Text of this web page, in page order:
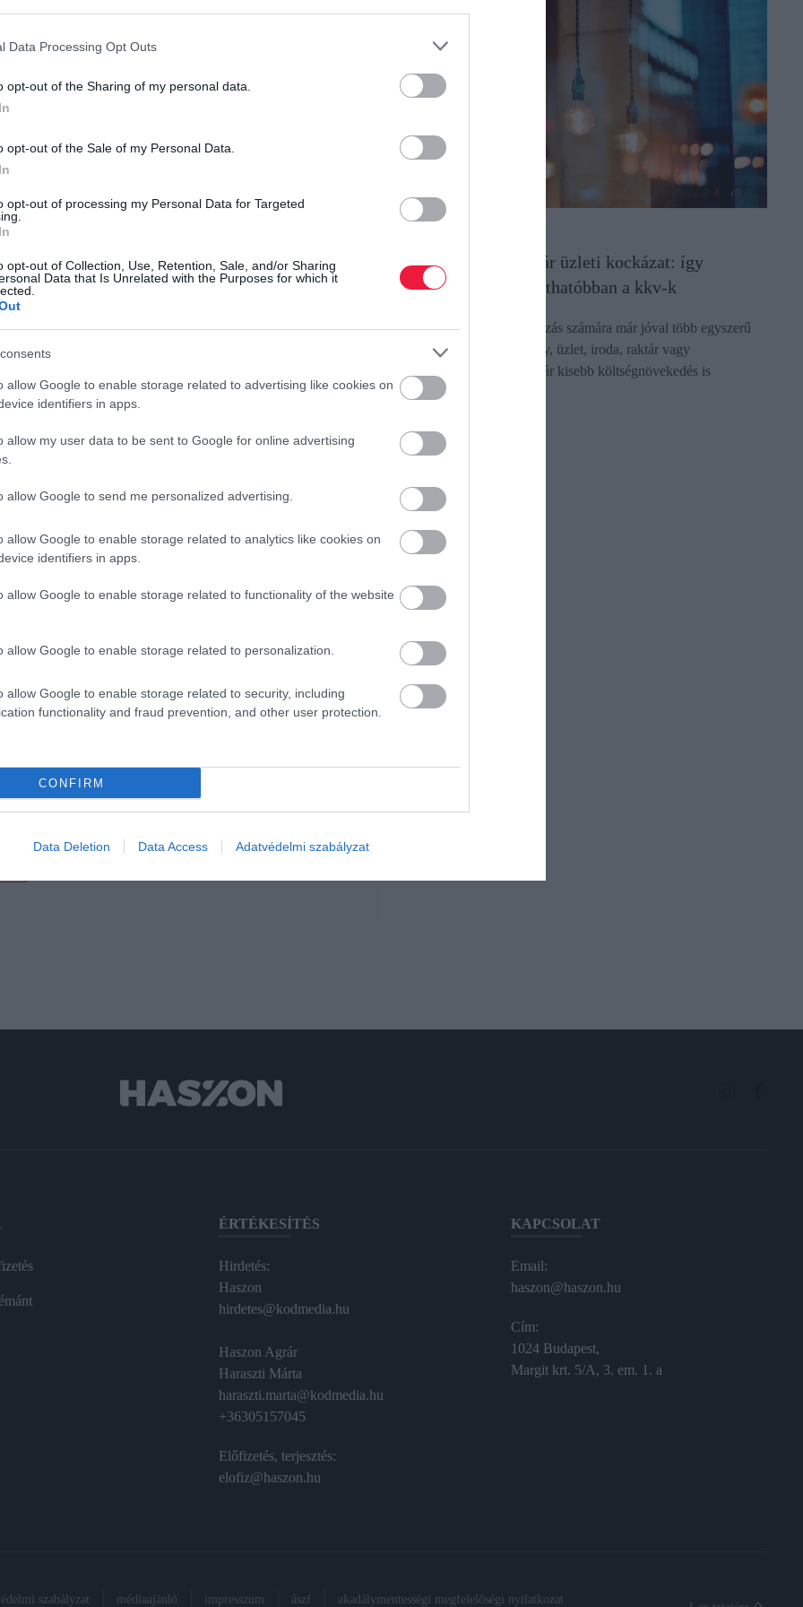
Data Processing Opt Outs
opt-out of the Sharing of my personal data.
opt-out of the Sale of my Personal Data.
opt-out of processing my Personal Data for Targeted
opt-out of Collection, Use, Retention, Sale, and/or Sharing
Data that Is Unrelated with the Purposes for which it
allow Google to enable storage related to advertising like cookies on
identifiers in apps.
allow my user data to be sent to Google for online advertising
allow Google to send me personalized advertising.
allow Google to enable storage related to analytics like cookies on
identifiers in apps.
allow Google to enable storage related to functionality of the website
allow Google to enable storage related to personalization.
allow Google to enable storage related to security, including
functionality and fraud prevention, and other user protection.
CONFIRM
Data Deletion Data Access Adatvédelmi szabályzat
forrásként a Google Keresőben!
eljárást az online webáruházat üzemeltető Allegro
október 1. és 2025. február 28. között nem nyújtott
népszerűsített árgarancia rendszerének feltételeiről.
hogy a piacon elérhető árukat nála tudják a
pedig a vásárló kedvezőbb árat talál annál, a
rendszerében a fogyasztók a különbözet 150%-nak
információt is elhallgatott (vagy időszerűtlenül
az árgaranciát.
után volt érvényesíthető, amelyeket regisztrált és
utánvétes vásárlás esetén.
a fogyasztókat, hogy ne vesződjenek az online
is kuponnal lesznek „kompenzálva”. A jelentős
a fogyasztókat és olyan döntések meghozatalára
biztos, hogy meghoztak volna.
a GVH-val, nem vitatta a tényeket, lemondott a
és fenntartását vállalta. A GVH Versenytanácsa
valamint a vállalt megfelelési program legalább három
ellenőrizni fog.
a GVH
pénz
is juthat belőle
Az energiaköltség már üzleti kockázat: így
tervezhetnek kiszámíthatóbban a kkv-k
Az energia ára sok vállalkozás számára már jóval több egyszerű
rezsiköltségnél. Egy műhely, üzlet, iroda, raktár vagy
vendéglátóhely esetében már kisebb költségnövekedés is
érezhetően ronthatja a…
ÉRTÉKESÍTÉS
Hirdetés:
Haszon
hirdetes@kodmedia.hu
Haszon Agrár
Haraszti Márta
haraszti.marta@kodmedia.hu
+36305157045
Előfizetés, terjesztés:
elofiz@haszon.hu
KAPCSOLAT
Email:
haszon@haszon.hu
Cím:
1024 Budapest,
Margit krt. 5/A, 3. em. 1. a
szabályzat médiaajánló impresszum ászf akadálymentességi megfelelőségi nyilatkozat